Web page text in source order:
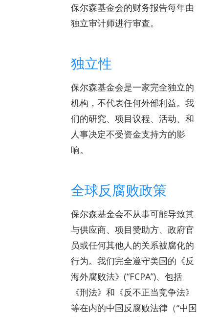
保尔森基金会的财务报告每年由
独立审计师进行审查。
独立性
保尔森基金会是一家完全独立的
机构，不代表任何外部利益。我
们的研究、项目议程、活动、和
人事决定不受资金支持方的影
响。
全球反腐败政策
保尔森基金会不从事可能导致其
与供应商、项目赞助方、政府官
员或任何其他人的关系被腐化的
行为。我们完全遵守美国的《反
海外腐败法》(“FCPA”)、包括
《刑法》和《反不正当竞争法》
等在内的中国反腐败法律（“中国